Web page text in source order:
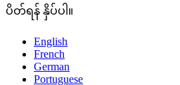
ပိတ်ရန် နှိပ်ပါ။
English
French
German
Portuguese